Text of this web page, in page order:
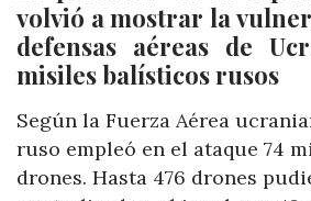
volvió a mostrar la
defensas aéreas de
misiles balísticos rusos
Según la Fuerza Aérea
ruso empleó en el ataque 74
drones. Hasta 476 drones